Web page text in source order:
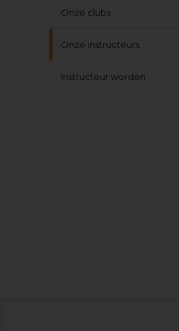
Onze clubs
Onze instructeurs
Instructeur worden